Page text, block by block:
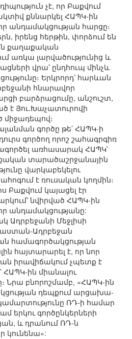
չէ, որ Բաքվում
քննարկել ՀԱՊԿ-ին
անդամակցության հարցը։
իրենց հերթին, փորձում են
քաղաքական
առկա լարվածությունից և
վրա՝ ընդհուպ մինչև
Երկրորդ՝ հարևան
հնարավոր
բարձրացումը, անշուշտ,
է Յու.Խաչատուրովի
գործը թե՛ ՀԱՊԿ-ի
գործող որոշ շահագրգիռ
առհասարակ ՀԱՊԿ՝
տարածաշրջանային
վարկաբեկելու
է ռուսական կողմին։
Բաքվում կայացել էր
նվիրված ՀԱՊԿ-ին
անդամակցությանը:
Ադրբեջանի Մեջլիսի
Ադրբեջան
համագործակցության
հայտարարել է, որ նոր
իրավիճակում չպետք է
ՀԱՊԿ-ին միանալու
Նրա բնորոշմամբ, «ՀԱՊԿ-ին
դեպքում արցախա-
ՌԴ-ի համար
երկու գործընկերների
և դրանում ՌԴ-ն
կունենա»: